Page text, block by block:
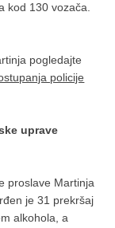
kod 130 vozača.
pogledajte
policije
uprave
proslave Martinja
je 31 prekršaj
alkohola, a